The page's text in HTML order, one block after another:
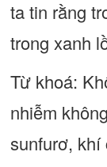
ta tin rằng
trong xanh
Từ khoá:
nhiễm
sunfurơ, khí